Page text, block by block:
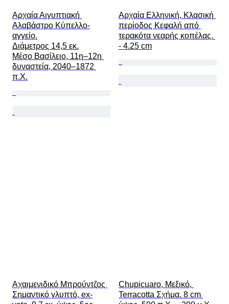
Αρχαία Αιγυπτιακή
Αλαβάστρο Κύπελλο-
αγγείο.
Διάμετρος 14,5 εκ.
Μέσο Βασίλειο, 11η–12η
δυναστεία, 2040–1872
π.Χ.
Αρχαία Ελληνική, Κλασική
περίοδος Κεφαλή από
τερακότα νεαρής κοπέλας.
- 4.25 cm
Αχαιμενιδικό Μπρούντζος
Σημαντικό γλυπτό, ex-
Chupicuaro, Μεξικό,
Terracotta Σχήμα. 8 cm